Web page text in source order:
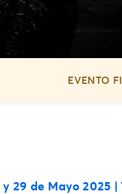
EVENTO
29 de Mayo 2025 |